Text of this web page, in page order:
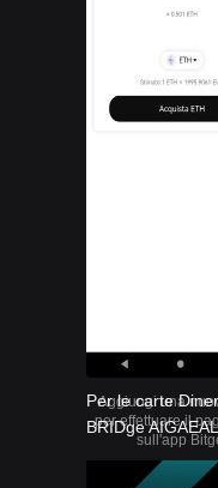
Aggiungi una
per effettuare il
sull'app
Per le carte
BRIDge